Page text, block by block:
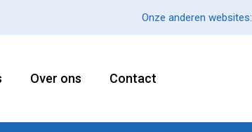
Onze anderen websites:
Over ons Contact